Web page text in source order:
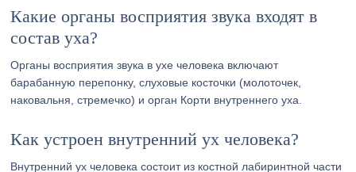
Какие органы восприятия звука входят в
состав уха?
Органы восприятия звука в ухе человека включают
барабанную перепонку, слуховые косточки (молоточек,
наковальня, стремечко) и орган Корти внутреннего уха.
Как устроен внутренний ух человека?
Внутренний ух человека состоит из костной лабиринтной части